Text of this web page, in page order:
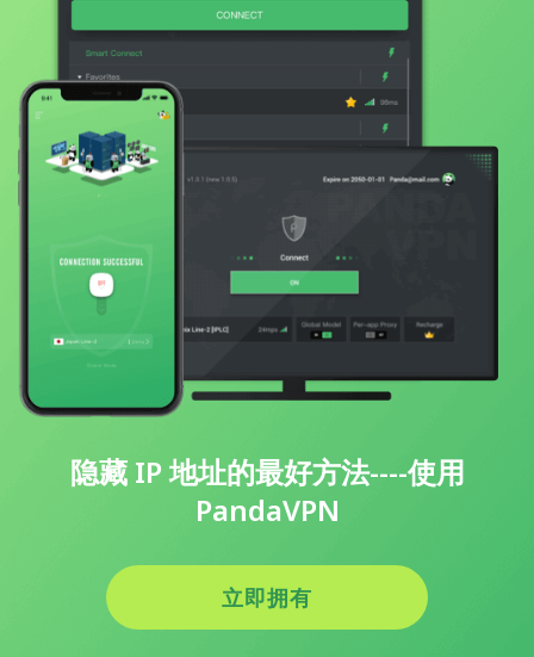
隐藏 IP 地址的最好方法----使用
PandaVPN
立即拥有